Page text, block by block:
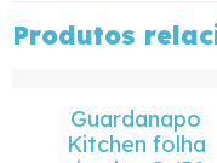
Produtos
Guardanapo
Kitchen folha